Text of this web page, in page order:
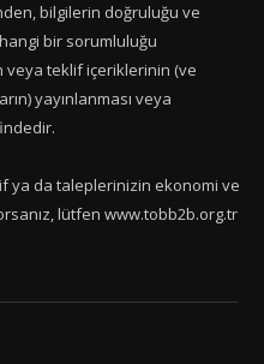
bilgilerin doğruluğu ve
bir sorumluluğu
veya teklif içeriklerinin (ve
yayınlanması veya
ya da taleplerinizin ekonomi ve
lütfen www.tobb2b.org.tr